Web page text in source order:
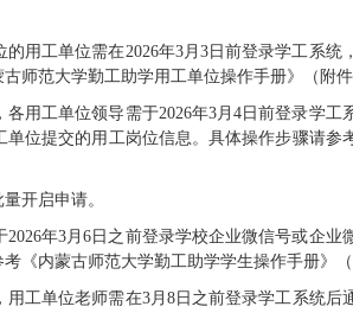
的用工单位需在2026年3月3日前登录学工系
师范大学勤工助学用工单位操作手册》（附件
用工单位领导需于2026年3月4日前登录学
位提交的用工岗位信息。具体操作步骤请参
开启申请。
年3月6日之前登录学校企业微信号或企
《内蒙古师范大学勤工助学学生操作手册》（
用工单位老师需在3月8日之前登录学工系统